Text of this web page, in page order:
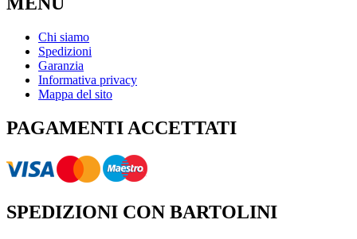
Chi siamo
Spedizioni
Garanzia
Informativa privacy
Mappa del sito
PAGAMENTI ACCETTATI
SPEDIZIONI CON BARTOLINI